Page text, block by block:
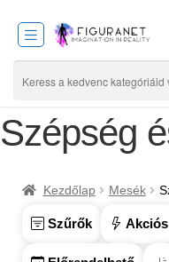
Szépség
Kezdőlap Mesék
Szűrők Akciós